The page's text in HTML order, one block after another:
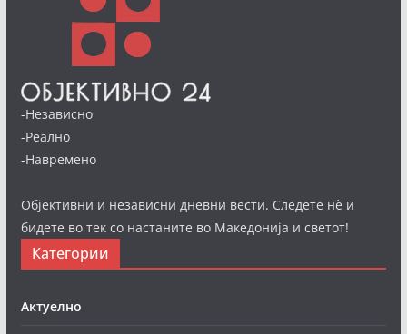
-Независно
-Реално
-Навремено
Објективни и независни дневни вести. Следете нè и
бидете во тек со настаните во Македонија и светот!
Категории
Актуелно